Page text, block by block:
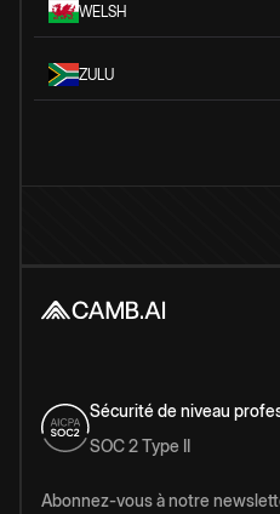
WELSH
ZULU
Sécurité de niveau
SOC 2 Type II
Abonnez-vous à notre